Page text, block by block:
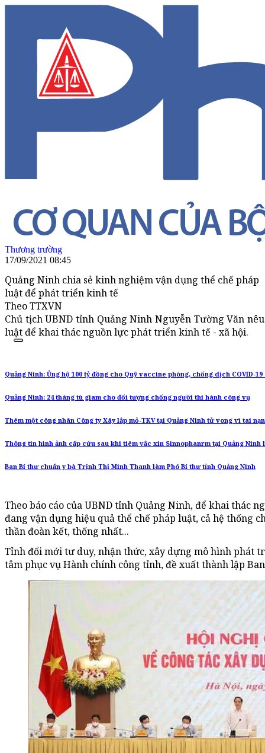
Thương trường
17/09/2021 08:45
Quảng Ninh chia sẻ kinh nghiệm vận dụng thể chế pháp
luật để phát triển kinh tế
Theo TTXVN
Chủ tịch UBND tỉnh Quảng Ninh Nguyễn Tường Văn
luật để khai thác nguồn lực phát triển kinh tế - xã hội.
Quảng Ninh: Ủng hộ 100 tỷ đồng cho Quỹ vaccine phòng, chống dịch COVID-
Quảng Ninh: 24 tháng tù giam cho đối tượng chống người thi hành công vụ
Thêm một công nhân Công ty Xây lắp mỏ-TKV tại Quảng Ninh tử vong vì tai
Thông tin hình ảnh cấp cứu sau khi tiêm vắc xin Sinnophanrm tại Quảng Ninh
Ban Bí thư chuẩn y bà Trịnh Thị Minh Thanh làm Phó Bí thư tỉnh Quảng Ninh
Theo báo cáo của UBND tỉnh Quảng Ninh, để khai thác
đang vận dụng hiệu quả thể chế pháp luật, cả hệ thống
thần đoàn kết, thống nhất...
Tỉnh đổi mới tư duy, nhận thức, xây dựng mô hình phát
tâm phục vụ Hành chính công tỉnh, đề xuất thành lập